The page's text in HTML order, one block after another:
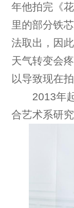
年他拍完《
里的部分铁
法取出，因
天气转变会
以导致现在
2013年起
合艺术系研究